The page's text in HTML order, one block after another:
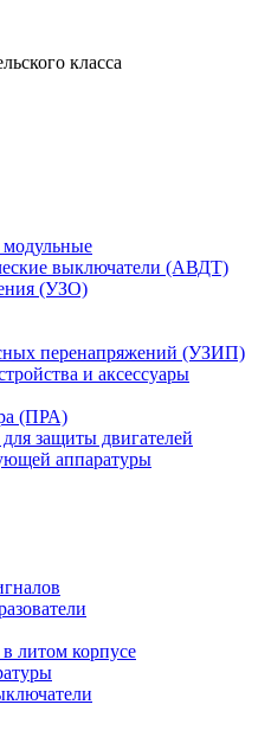
класса
выключатели (АВДТ)
(УЗО)
перенапряжений (УЗИП)
и аксессуары
(ПРА)
защиты двигателей
аппаратуры
литом корпусе